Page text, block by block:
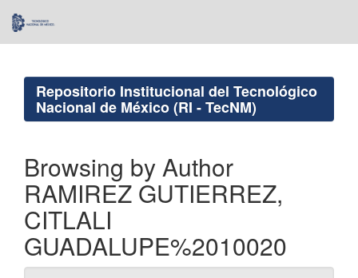
navigation
Repositorio Institucional del Tecnológico
Nacional de México (RI - TecNM)
Browsing by Author
RAMIREZ GUTIERREZ,
CITLALI
GUADALUPE%2010020